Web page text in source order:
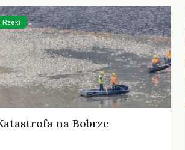
na Bobrze
Rzeki